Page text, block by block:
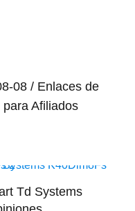
08 / Enlaces de
Afiliados
Td Systems